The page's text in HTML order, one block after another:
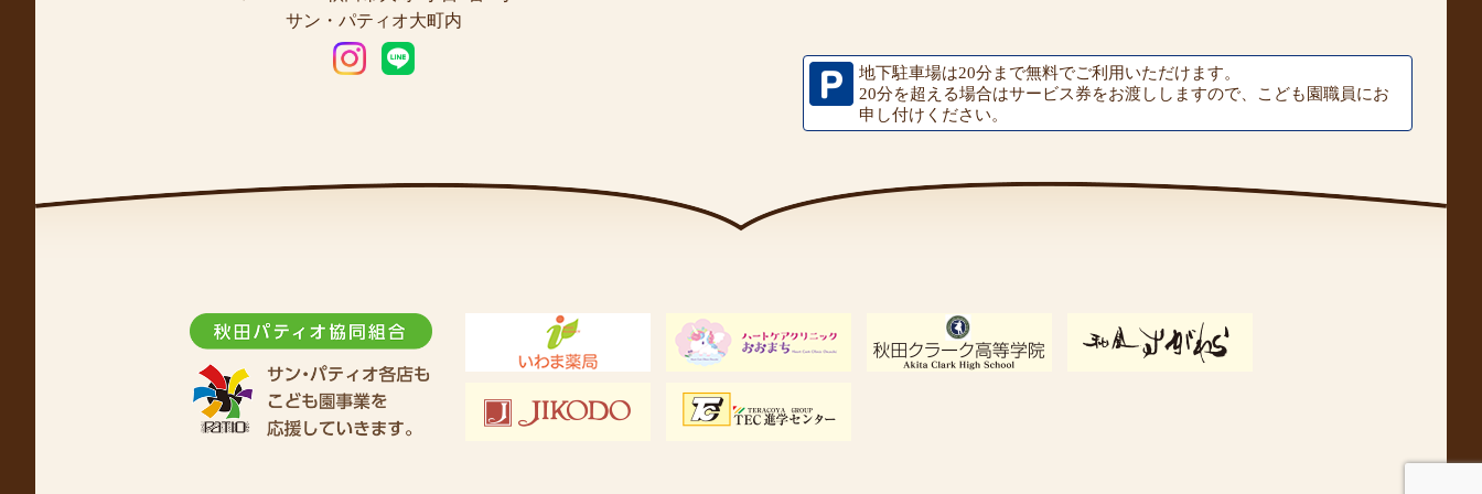
サン・パティオ大町内
地下駐車場は20分まで無料でご利用いただけます。
20分を超える場合はサービス券をお渡ししますので、こども園職員にお
申し付けください。